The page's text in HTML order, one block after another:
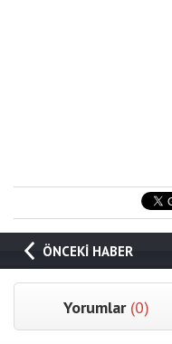
ÖNCEKİ HABER
Yorumlar (0)